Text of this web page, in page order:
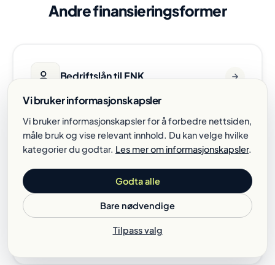
Andre finansieringsformer
Bedriftslån til ENK
Bedriftslån uten sikkerhet
Oppstartslån
Vi bruker informasjonskapsler
Vi bruker informasjonskapsler for å forbedre nettsiden,
måle bruk og vise relevant innhold. Du kan velge hvilke
kategorier du godtar. Les mer om informasjonskapsler.
Godta alle
Bare nødvendige
Tilpass valg